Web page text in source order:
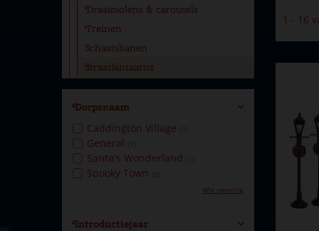
1 - 16
Draaimolens & carousels
Treinen
Schaatsbanen
Straatlantaarns
Dorpsnaam
Caddington Village
General
Santa's Wonderland
Spooky Town
Wis selectie
Introductiejaar